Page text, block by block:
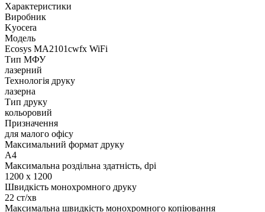
Характеристики
Виробник
Kyocera
Модель
Ecosys MA2101cwfx WiFi
Тип МФУ
лазерний
Технологія друку
лазерна
Тип друку
кольоровий
Призначення
для малого офісу
Максимальний формат друку
A4
Максимальна роздільна здатність, dpi
1200 х 1200
Швидкість монохромного друку
22 ст/хв
Максимальна швидкість монохромного копіювання